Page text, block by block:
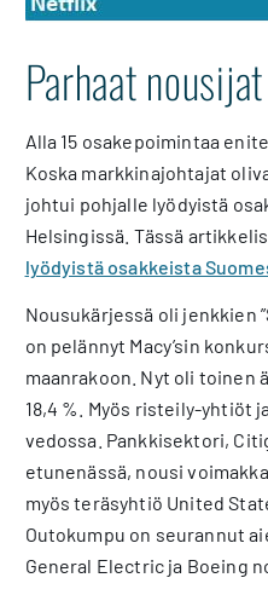
Parhaat nousijat
Alla 15 osakepoimintaa
Koska markkinajohtajat
johtui pohjalle lyödyistä
Helsingissä. Tässä
lyödyistä osakkeista
Nousukärjessä oli jenkkien
on pelännyt Macy’sin
maanrakoon. Nyt oli toinen
18,4 %. Myös risteily-yhtiöt
vedossa. Pankkisektori,
etunenässä, nousi
myös teräsyhtiö United
Outokumpu on seurannut
General Electric ja Boeing